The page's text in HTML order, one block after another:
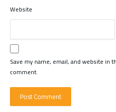
Website
Save my name, email, and website in
comment.